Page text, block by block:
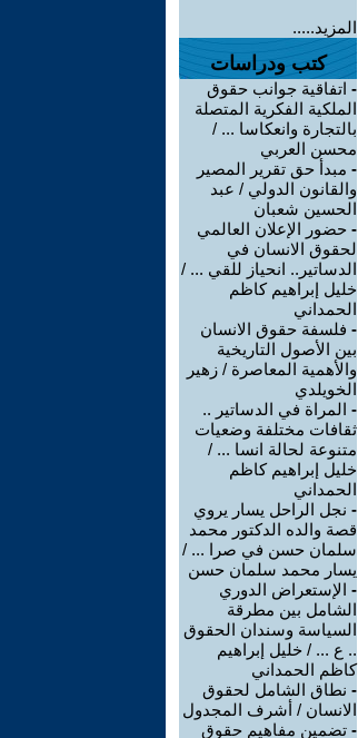
المزيد.....
كتب ودراسات
- اتفاقية جوانب حقوق
الملكية الفكرية المتصلة
بالتجارة وانعكاسا ... /
محسن العربي
- مبدأ حق تقرير المصير
والقانون الدولي / عبد
الحسين شعبان
- حضور الإعلان العالمي
لحقوق الانسان في
الدساتير.. انحياز للقي ... /
خليل إبراهيم كاظم
الحمداني
- فلسفة حقوق الانسان
بين الأصول التاريخية
والأهمية المعاصرة / زهير
الخويلدي
- المراة في الدساتير ..
ثقافات مختلفة وضعيات
متنوعة لحالة انسا ... /
خليل إبراهيم كاظم
الحمداني
- نجل الراحل يسار يروي
قصة والده الدكتور محمد
سلمان حسن في صرا ... /
يسار محمد سلمان حسن
- الإستعراض الدوري
الشامل بين مطرقة
السياسة وسندان الحقوق
.. ع ... / خليل إبراهيم
كاظم الحمداني
- نطاق الشامل لحقوق
الانسان / أشرف المجدول
- تضمين مفاهيم حقوق